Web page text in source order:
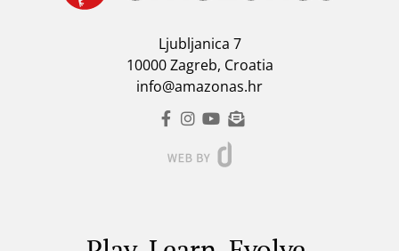
Ljubljanica 7
10000 Zagreb, Croatia
info@amazonas.hr